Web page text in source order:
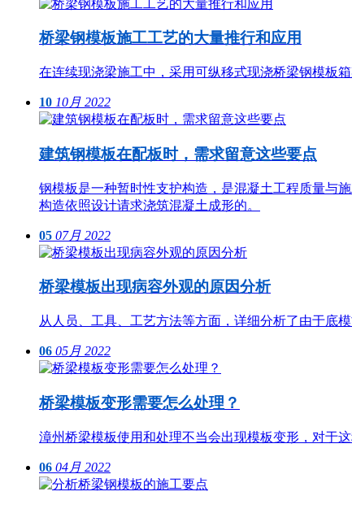
桥梁钢模板施工工艺的大量推行和应用
在连续现浇梁施工中，采用可纵移式现浇桥梁钢模板
10 10月 2022
建筑钢模板在配板时，需求留意这些要点
钢模板是一种暂时性支护构造，是混凝土工程质量与
构造依照设计请求浇筑混凝土成形的。
05 07月 2022
桥梁模板出现病容外观的原因分析
从人员、工具、工艺方法等方面，详细分析了由于底
06 05月 2022
桥梁模板变形需要怎么处理？
漳州桥梁模板使用和处理不当会出现模板变形，对于
06 04月 2022